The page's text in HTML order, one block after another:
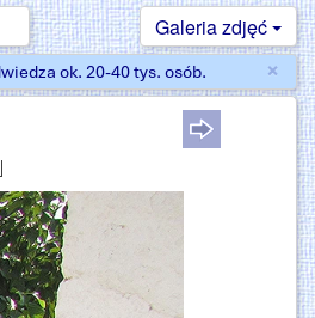
Galeria zdjęć
×
ok. 20-40 tys. osób.